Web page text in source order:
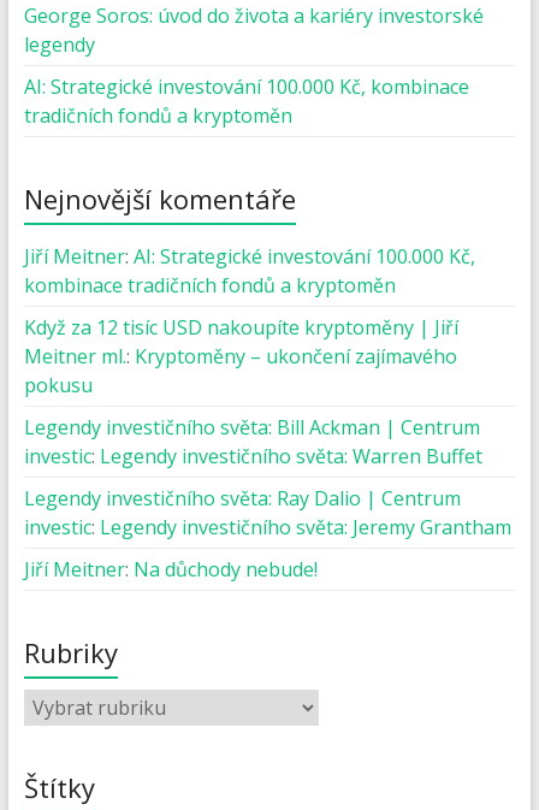
George Soros: úvod do života a kariéry investorské
legendy
AI: Strategické investování 100.000 Kč, kombinace
tradičních fondů a kryptoměn
Nejnovější komentáře
Jiří Meitner: AI: Strategické investování 100.000 Kč,
kombinace tradičních fondů a kryptoměn
Když za 12 tisíc USD nakoupíte kryptoměny | Jiří
Meitner ml.: Kryptoměny – ukončení zajímavého
pokusu
Legendy investičního světa: Bill Ackman | Centrum
investic: Legendy investičního světa: Warren Buffet
Legendy investičního světa: Ray Dalio | Centrum
investic: Legendy investičního světa: Jeremy Grantham
Jiří Meitner: Na důchody nebude!
Rubriky
Štítky